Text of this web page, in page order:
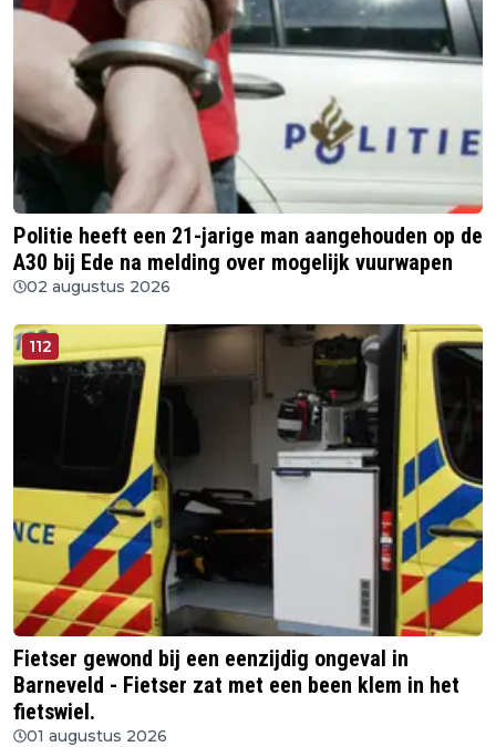
Politie heeft een 21-jarige man aangehouden op de
A30 bij Ede na melding over mogelijk vuurwapen
02 augustus 2026
112
Fietser gewond bij een eenzijdig ongeval in
Barneveld - Fietser zat met een been klem in het
fietswiel.
01 augustus 2026